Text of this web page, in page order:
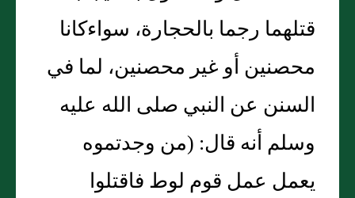
قتلهما رجما بالحجارة، سواءكانا
محصنين أو غير محصنين، لما في
السنن عن النبي صلى الله عليه
وسلم أنه قال‏:‏ ‏(‏من وجدتموه
يعمل عمل قوم لوط فاقتلوا